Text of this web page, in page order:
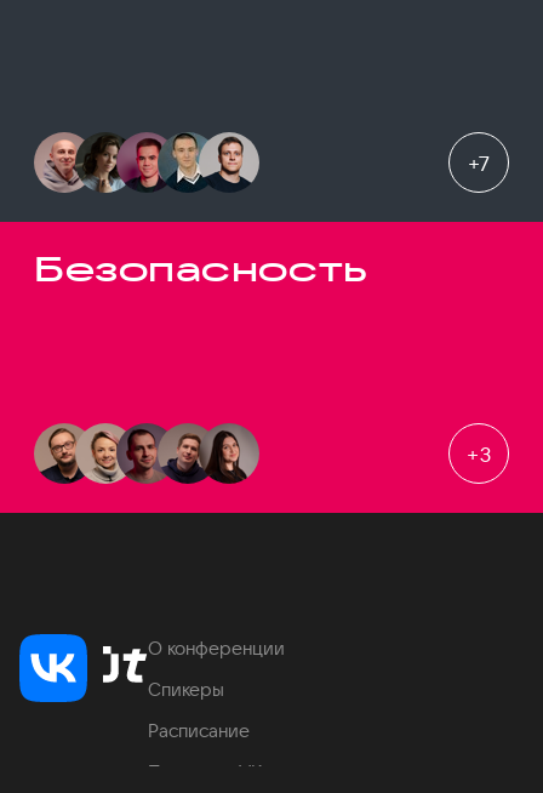
+7
Безопасность
+3
О конференции
Спикеры
Расписание
Продукты VK